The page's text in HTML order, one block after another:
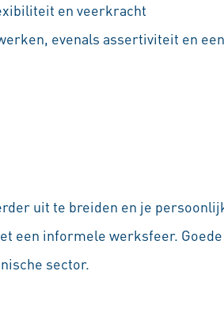
en veerkracht
evenals assertiviteit en
uit te breiden en je
een informele werksfeer.
sector.